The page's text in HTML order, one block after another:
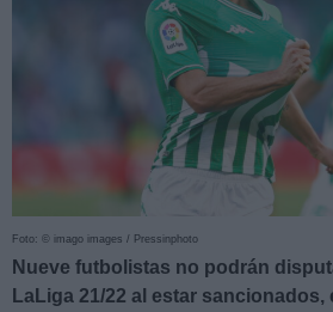
Foto: © imago images / Pressinphoto
Nueve futbolistas no podrán
LaLiga 21/22 al estar